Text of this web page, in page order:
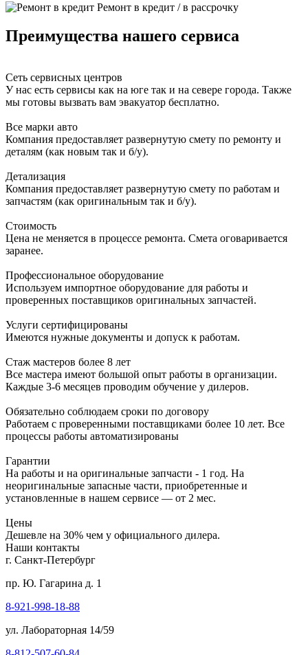
Ремонт в кредит / в рассрочку
Преимущества нашего сервиса
Сеть сервисных центров
У нас есть сервисы как на юге так и на севере города. Также
мы готовы вызвать вам эвакуатор бесплатно.
Все марки авто
Компания предоставляет развернутую смету по ремонту и
деталям (как новым так и б/у).
Детализация
Компания предоставляет развернутую смету по работам и
запчастям (как оригинальным так и б/у).
Стоимость
Цена не меняется в процессе ремонта. Смета оговаривается
заранее.
Профессиональное оборудование
Используем импортное оборудование для работы и
проверенных поставщиков оригинальных запчастей.
Услуги сертифицированы
Имеются нужные документы и допуск к работам.
Стаж мастеров более 8 лет
Все мастера имеют большой опыт работы в организации.
Каждые 3-6 месяцев проводим обучение у дилеров.
Обязательно соблюдаем сроки по договору
Работаем с проверенными поставщиками более 10 лет. Все
процессы работы автоматизированы
Гарантии
На работы и на оригинальные запчасти - 1 год. На
неоригинальные запасные части, приобретенные и
установленные в нашем сервисе — от 2 мес.
Цены
Дешевле на 30% чем у официального дилера.
Наши контакты
г. Санкт-Петербург
пр. Ю. Гагарина д. 1
8-921-998-18-88
ул. Лабораторная 14/59